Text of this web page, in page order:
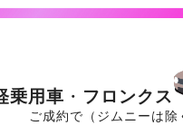
乗用車 ・ フロンクス
ご成約で（ジムニーは除